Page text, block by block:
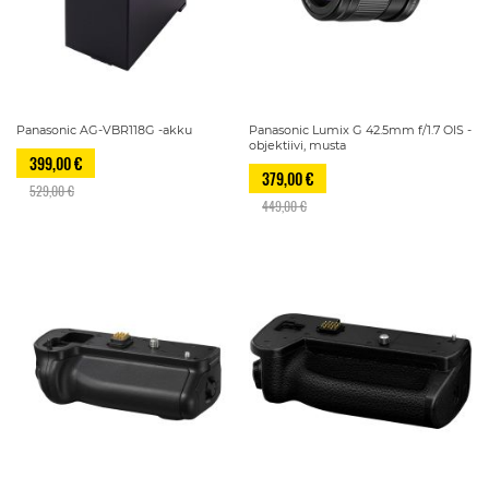
Panasonic AG-VBR118G -akku
399,00 €
529,00 €
Panasonic Lumix G 42.5mm f/1.7 OIS -
objektiivi, musta
379,00 €
449,00 €